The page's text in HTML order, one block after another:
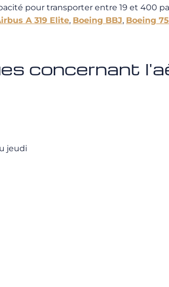
pour transporter entre 19 et 400
A 319 Elite, Boeing BBJ, Boeing
concernant
jeudi